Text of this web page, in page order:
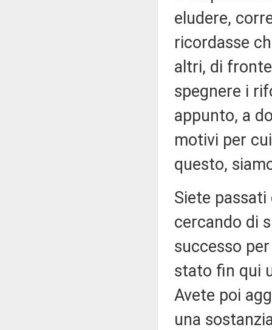
eludere,
ricordasse
altri, di
spegnere i
appunto, a
motivi per
questo,
Siete
cercando di
successo
stato fin qui
Avete poi
una